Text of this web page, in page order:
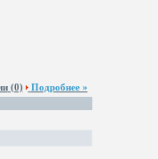
(0) Подробнее »